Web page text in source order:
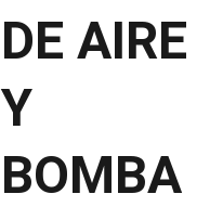
DE AIRE
Y
BOMBA